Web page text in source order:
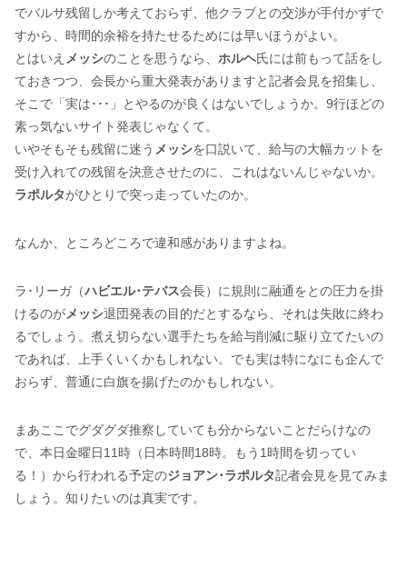
でバルサ残留しか考えておらず、他クラブとの交渉が手付かずで
すから、時間的余裕を持たせるためには早いほうがよい。
とはいえ メッシのことを思うなら、 ホルヘ氏には前もって話をし
ておきつつ、会長から重大発表がありますと記者会見を招集し、
そこで「実は･･･」とやるのが良くはないでしょうか。9行ほどの
素っ気ないサイト発表じゃなくて。
いやそもそも残留に迷う メッシを口説いて、給与の大幅カットを
受け入れての残留を決意させたのに、これはないんじゃないか。
ラポルタがひとりで突っ走っていたのか。
なんか、ところどころで違和感がありますよね。
ラ･リーガ（ハビエル･テバス会長）に規則に融通をとの圧力を掛
けるのがメッシ退団発表の目的だとするなら、それは失敗に終わ
るでしょう。煮え切らない選手たちを給与削減に駆り立てたいの
であれば、上手くいくかもしれない。でも実は特になにも企んで
おらず、普通に白旗を揚げたのかもしれない。
まあここでグダグダ推察していても分からないことだらけなの
で、本日金曜日11時（日本時間18時。もう1時間を切ってい
る！）から行われる予定のジョアン･ラポルタ記者会見を見てみま
しょう。知りたいのは真実です。